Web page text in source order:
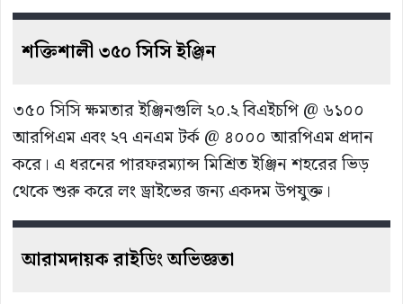
শক্তিশালী৩৫০সিসিইঞ্জিন
৩৫০ সিসি ক্ষমতার ইঞ্জিনগুলি ২০.২ বিএইচপি @ ৬১০০
আরপিএম এবং ২৭ এনএম টর্ক @ ৪০০০ আরপিএম প্রদান
করে। এ ধরনের পারফরম্যান্স মিশ্রিত ইঞ্জিন শহরের ভিড়
থেকে শুরু করে লং ড্রাইভের জন্য একদম উপযুক্ত।
আরামদায়করাইডিংঅভিজ্ঞতা